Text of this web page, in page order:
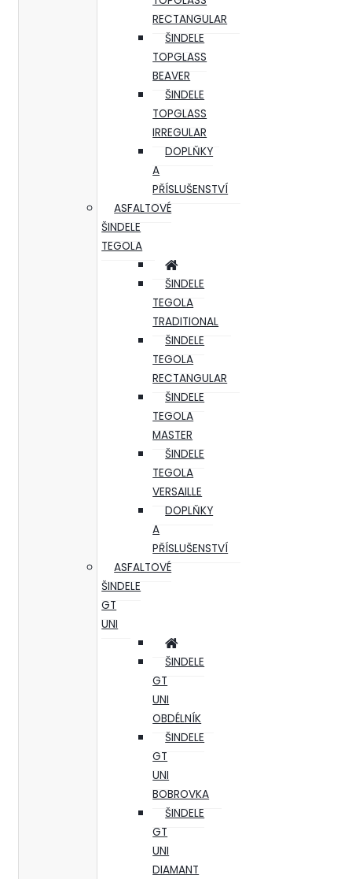
RECTANGULAR
ŠINDELE
TOPGLASS
BEAVER
ŠINDELE
TOPGLASS
IRREGULAR
DOPLŇKY
A
PŘÍSLUŠENSTVÍ
ASFALTOVÉ
ŠINDELE
TEGOLA
ŠINDELE
TEGOLA
TRADITIONAL
ŠINDELE
TEGOLA
RECTANGULAR
ŠINDELE
TEGOLA
MASTER
ŠINDELE
TEGOLA
VERSAILLE
DOPLŇKY
A
PŘÍSLUŠENSTVÍ
ASFALTOVÉ
ŠINDELE
GT
UNI
ŠINDELE
GT
UNI
OBDÉLNÍK
ŠINDELE
GT
UNI
BOBROVKA
ŠINDELE
GT
UNI
DIAMANT